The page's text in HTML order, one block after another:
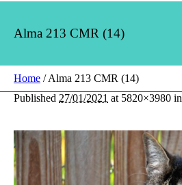
Alma 213 CMR (14)
Home /Alma 213 CMR (14)
Published 27/01/2021 at 5820×3980 in